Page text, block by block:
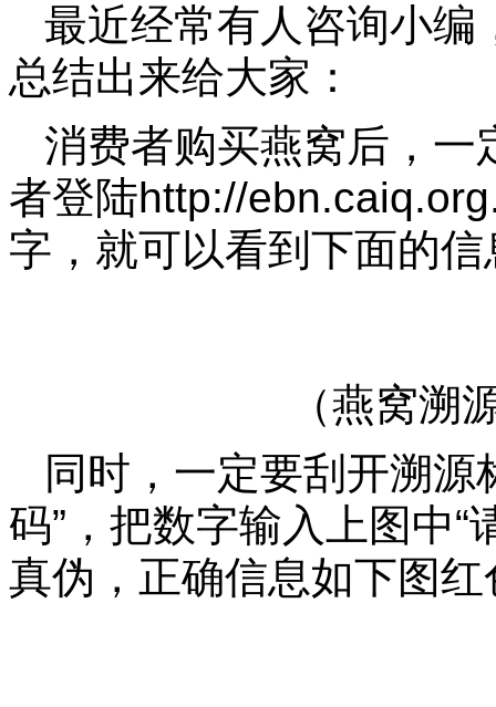
最近经常有人咨询小编
总结出来给大家：
消费者购买燕窝后，一
者登陆http://
字，就可以看到下面的信
（燕窝溯源
同时，一定要刮开溯源
码”，把数字输入上图中“
真伪，正确信息如下图